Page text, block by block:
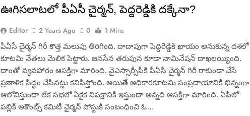
ఊగిసలాటలో పీఏసీ చైర్మన్, పెద్దరెడ్డికి దక్కేనా?
Editor 2 Years Ago 0 1 Mins
పీఏసీ చైర్మన్ గిరీ కొత్త మలుపు తిరిగింది. దాదాపుగా పెద్దిరెడ్డికి ఖాయం అనుకున్న దశలో
కూటమి నేతలు మెలిక పెట్టారు. జనసేన తరుపున కూడా నామినేషన్ దాఖలయ్యింది.
దాంతో వ్యవహారం ఆసక్తిగా మారింది. వైఎస్సార్సీపీకి పీఏసీ చైర్మన్ గిరీ రాకుండా చేసే
ప్రణాళిక సిద్ధం చేసినట్టు కనిపిస్తోంది. అయితే అధికారకూటమి సంప్రదాయానికి భిన్నంగా
ఆలోచిస్తుందా లేక సభలో ఏకైక విపక్షానికి ఇస్తుందా అన్నది ఆసక్తిగా మారింది. ఏపీలో
పబ్లిక్ అకౌంట్స్ కమిటీ చైర్మన్ పోస్టుకి సంబంధించి ఓ…